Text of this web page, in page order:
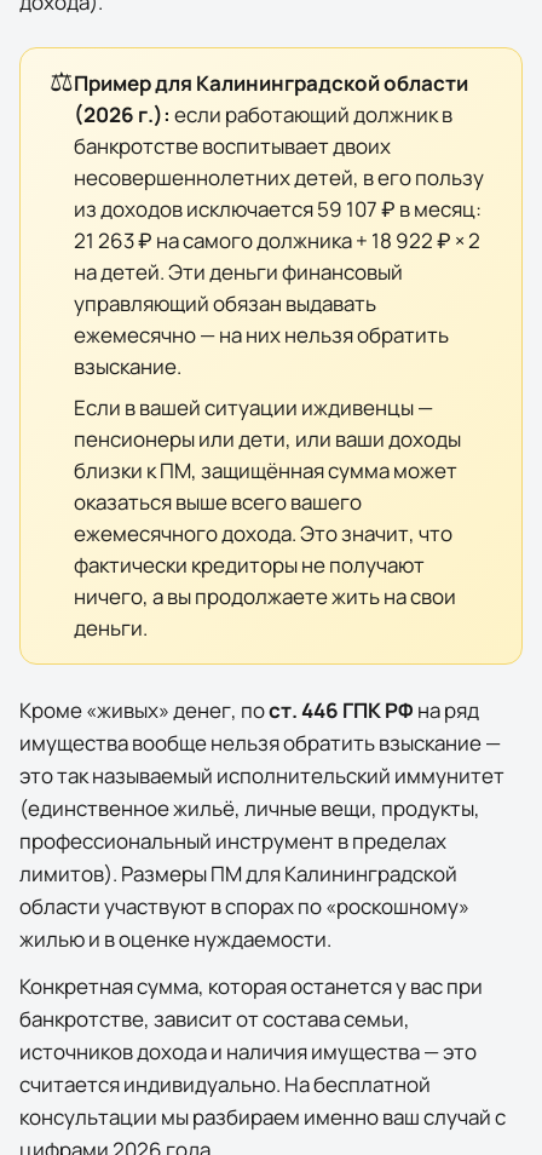
⚖️Пример для Калининградской области
(2026 г.): если работающий должник в
банкротстве воспитывает двоих
несовершеннолетних детей, в его пользу
из доходов исключается59 107 ₽ в месяц:
21 263 ₽ на самого должника + 18 922 ₽ × 2
на детей. Эти деньги финансовый
управляющий обязан выдавать
ежемесячно — на них нельзя обратить
взыскание.
Если в вашей ситуации иждивенцы —
пенсионеры или дети, или ваши доходы
близки к ПМ, защищённая сумма может
оказаться выше всего вашего
ежемесячного дохода. Это значит, что
фактически кредиторы не получают
ничего, а вы продолжаете жить на свои
деньги.
Кроме «живых» денег, пост. 446 ГПК РФ на ряд
имущества вообще нельзя обратить взыскание —
это так называемый исполнительский иммунитет
(единственное жильё, личные вещи, продукты,
профессиональный инструмент в пределах
лимитов). Размеры ПМ дляКалининградской
областиучаствуют в спорах по «роскошному»
жилью и в оценке нуждаемости.
Конкретная сумма, которая останется у вас при
банкротстве, зависит от состава семьи,
источников дохода и наличия имущества — это
считается индивидуально. На бесплатной
консультации мы разбираем именно ваш случай с
цифрами 2026 года.